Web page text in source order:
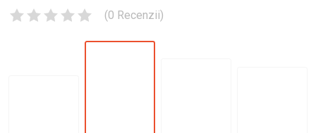
(0 Recenzii)